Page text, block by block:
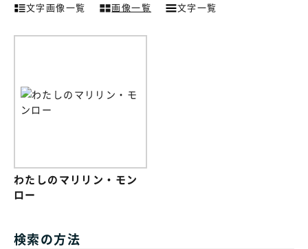
文字画像一覧 画像一覧 文字一覧
わたしのマリリン・モン
ロー
検索の方法